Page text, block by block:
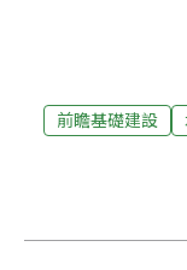
前瞻基礎建設